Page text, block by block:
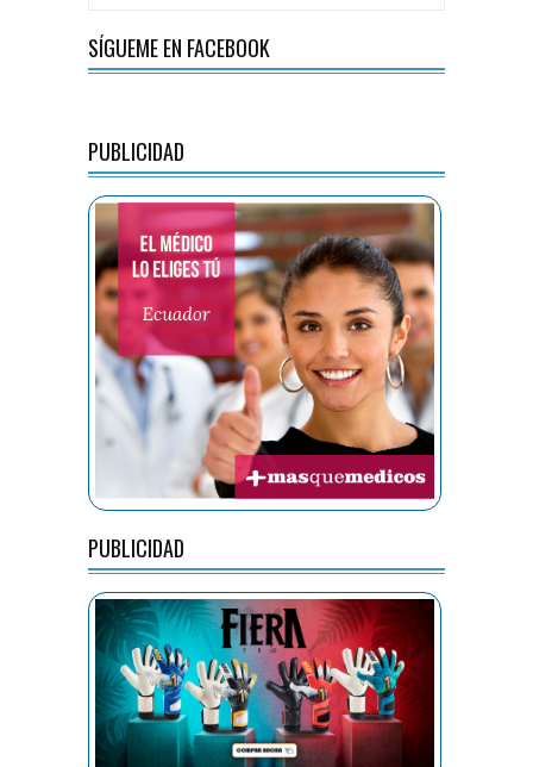
SÍGUEME EN FACEBOOK
PUBLICIDAD
PUBLICIDAD